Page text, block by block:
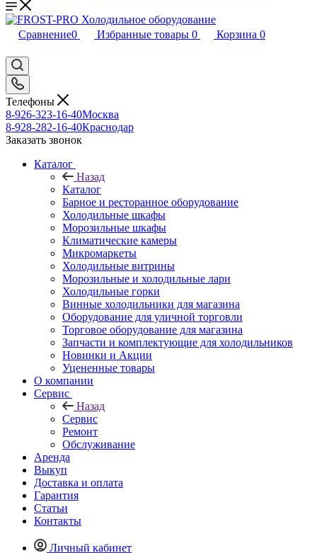
Сравнение0 Избранные товары 0 Корзина 0
Телефоны
8-926-323-16-40Москва
8-928-282-16-40Краснодар
Заказать звонок
Каталог
Назад
Каталог
Барное и ресторанное оборудование
Холодильные шкафы
Морозильные шкафы
Климатические камеры
Микромаркеты
Холодильные витрины
Морозильные и холодильные лари
Холодильные горки
Винные холодильники для магазина
Оборудование для уличной торговли
Торговое оборудование для магазина
Запчасти и комплектующие для холодильников
Новинки и Акции
Уцененные товары
О компании
Сервис
Назад
Сервис
Ремонт
Обслуживание
Аренда
Выкуп
Доставка и оплата
Гарантия
Статьи
Контакты
Личный кабинет